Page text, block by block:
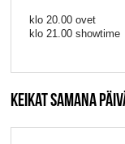
klo 20.00 ovet
klo 21.00 showtime
KEIKAT SAMANA